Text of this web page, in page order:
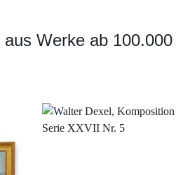
Werke ab 100.000